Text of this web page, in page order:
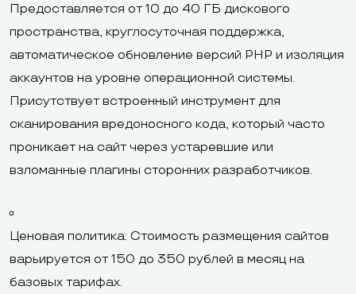
Предоставляется от 10 до 40 ГБ дискового
пространства, круглосуточная поддержка,
автоматическое обновление версий PHP и изоляция
аккаунтов на уровне операционной системы.
Присутствует встроенный инструмент для
сканирования вредоносного кода, который часто
проникает на сайт через устаревшие или
взломанные плагины сторонних разработчиков.
Ценовая политика: Стоимость размещения сайтов
варьируется от 150 до 350 рублей в месяц на
базовых тарифах.